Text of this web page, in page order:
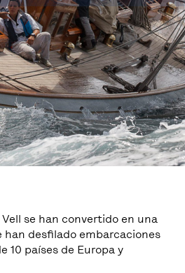
se han convertido en una
han desfilado embarcaciones
10 países de Europa y